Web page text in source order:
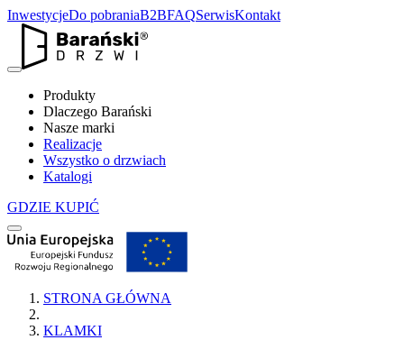
InwestycjeDo pobraniaB2BFAQSerwisKontakt
Produkty
Dlaczego Barański
Nasze marki
Realizacje
Wszystko o drzwiach
Katalogi
GDZIE KUPIĆ
STRONA GŁÓWNA
KLAMKI